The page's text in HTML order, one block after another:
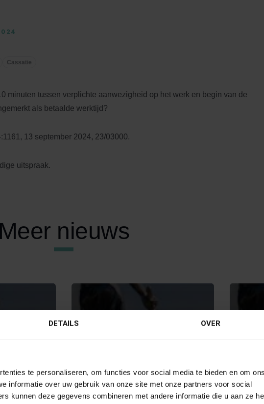
DETAILS OVER
te personaliseren, om functies voor social media te bieden en om ons
informatie over uw gebruik van onze site met onze partners voor social
kunnen deze gegevens combineren met andere informatie die u aan ze
Cassatie
minuten tussen verplichte aanwezigheid op het werk en begin van de
als betaalde werktijd?
13 september 2024, 23/03000.
uitspraak.
Meer nieuws
07 JUNI 2024
Uitspraak Hoge Raad:
Arbeidsrecht
13